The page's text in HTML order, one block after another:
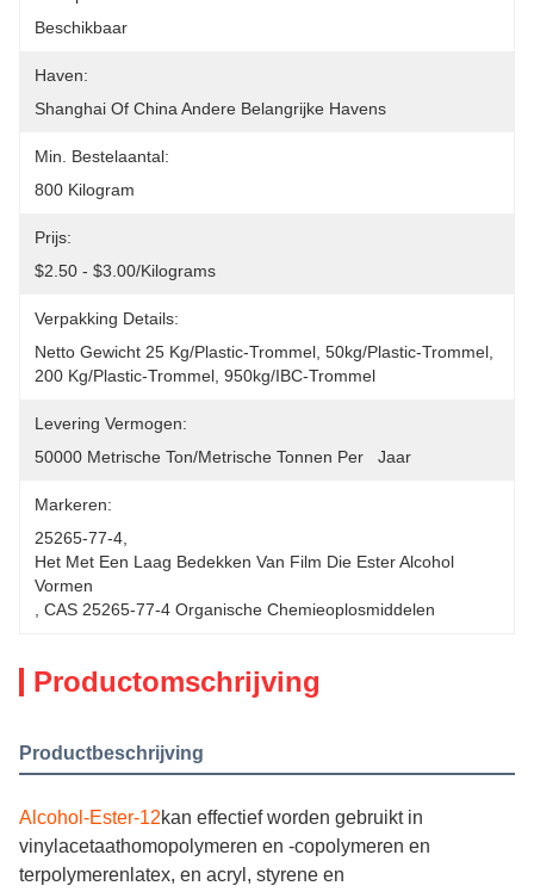
Beschikbaar
Haven:
Shanghai Of China Andere Belangrijke Havens
Min. Bestelaantal:
800 Kilogram
Prijs:
$2.50 - $3.00/Kilograms
Verpakking Details:
Netto Gewicht 25 Kg/plastic-Trommel, 50kg/plastic-Trommel,
200 Kg/plastic-Trommel, 950kg/IBC-Trommel
Levering Vermogen:
50000 Metrische Ton/Metrische Tonnen Per   Jaar
Markeren:
25265-77-4
Het Met Een Laag Bedekken Van Film Die Ester Alcohol
Vormen
CAS 25265-77-4 Organische Chemieoplosmiddelen
Productomschrijving
Productbeschrijving
Alcohol-Ester-12kan effectief worden gebruikt in
vinylacetaathomopolymeren en -copolymeren en
terpolymerenlatex, en acryl, styrene en